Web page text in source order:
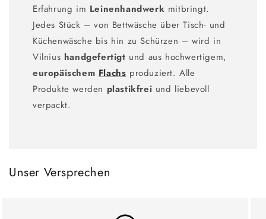
Erfahrung im Leinenhandwerk mitbringt.
Jedes Stück – von Bettwäsche über Tisch- und
Küchenwäsche bis hin zu Schürzen – wird in
Vilnius handgefertigt und aus hochwertigem,
europäischem Flachs produziert. Alle
Produkte werden plastikfrei und liebevoll
verpackt.
Unser Versprechen